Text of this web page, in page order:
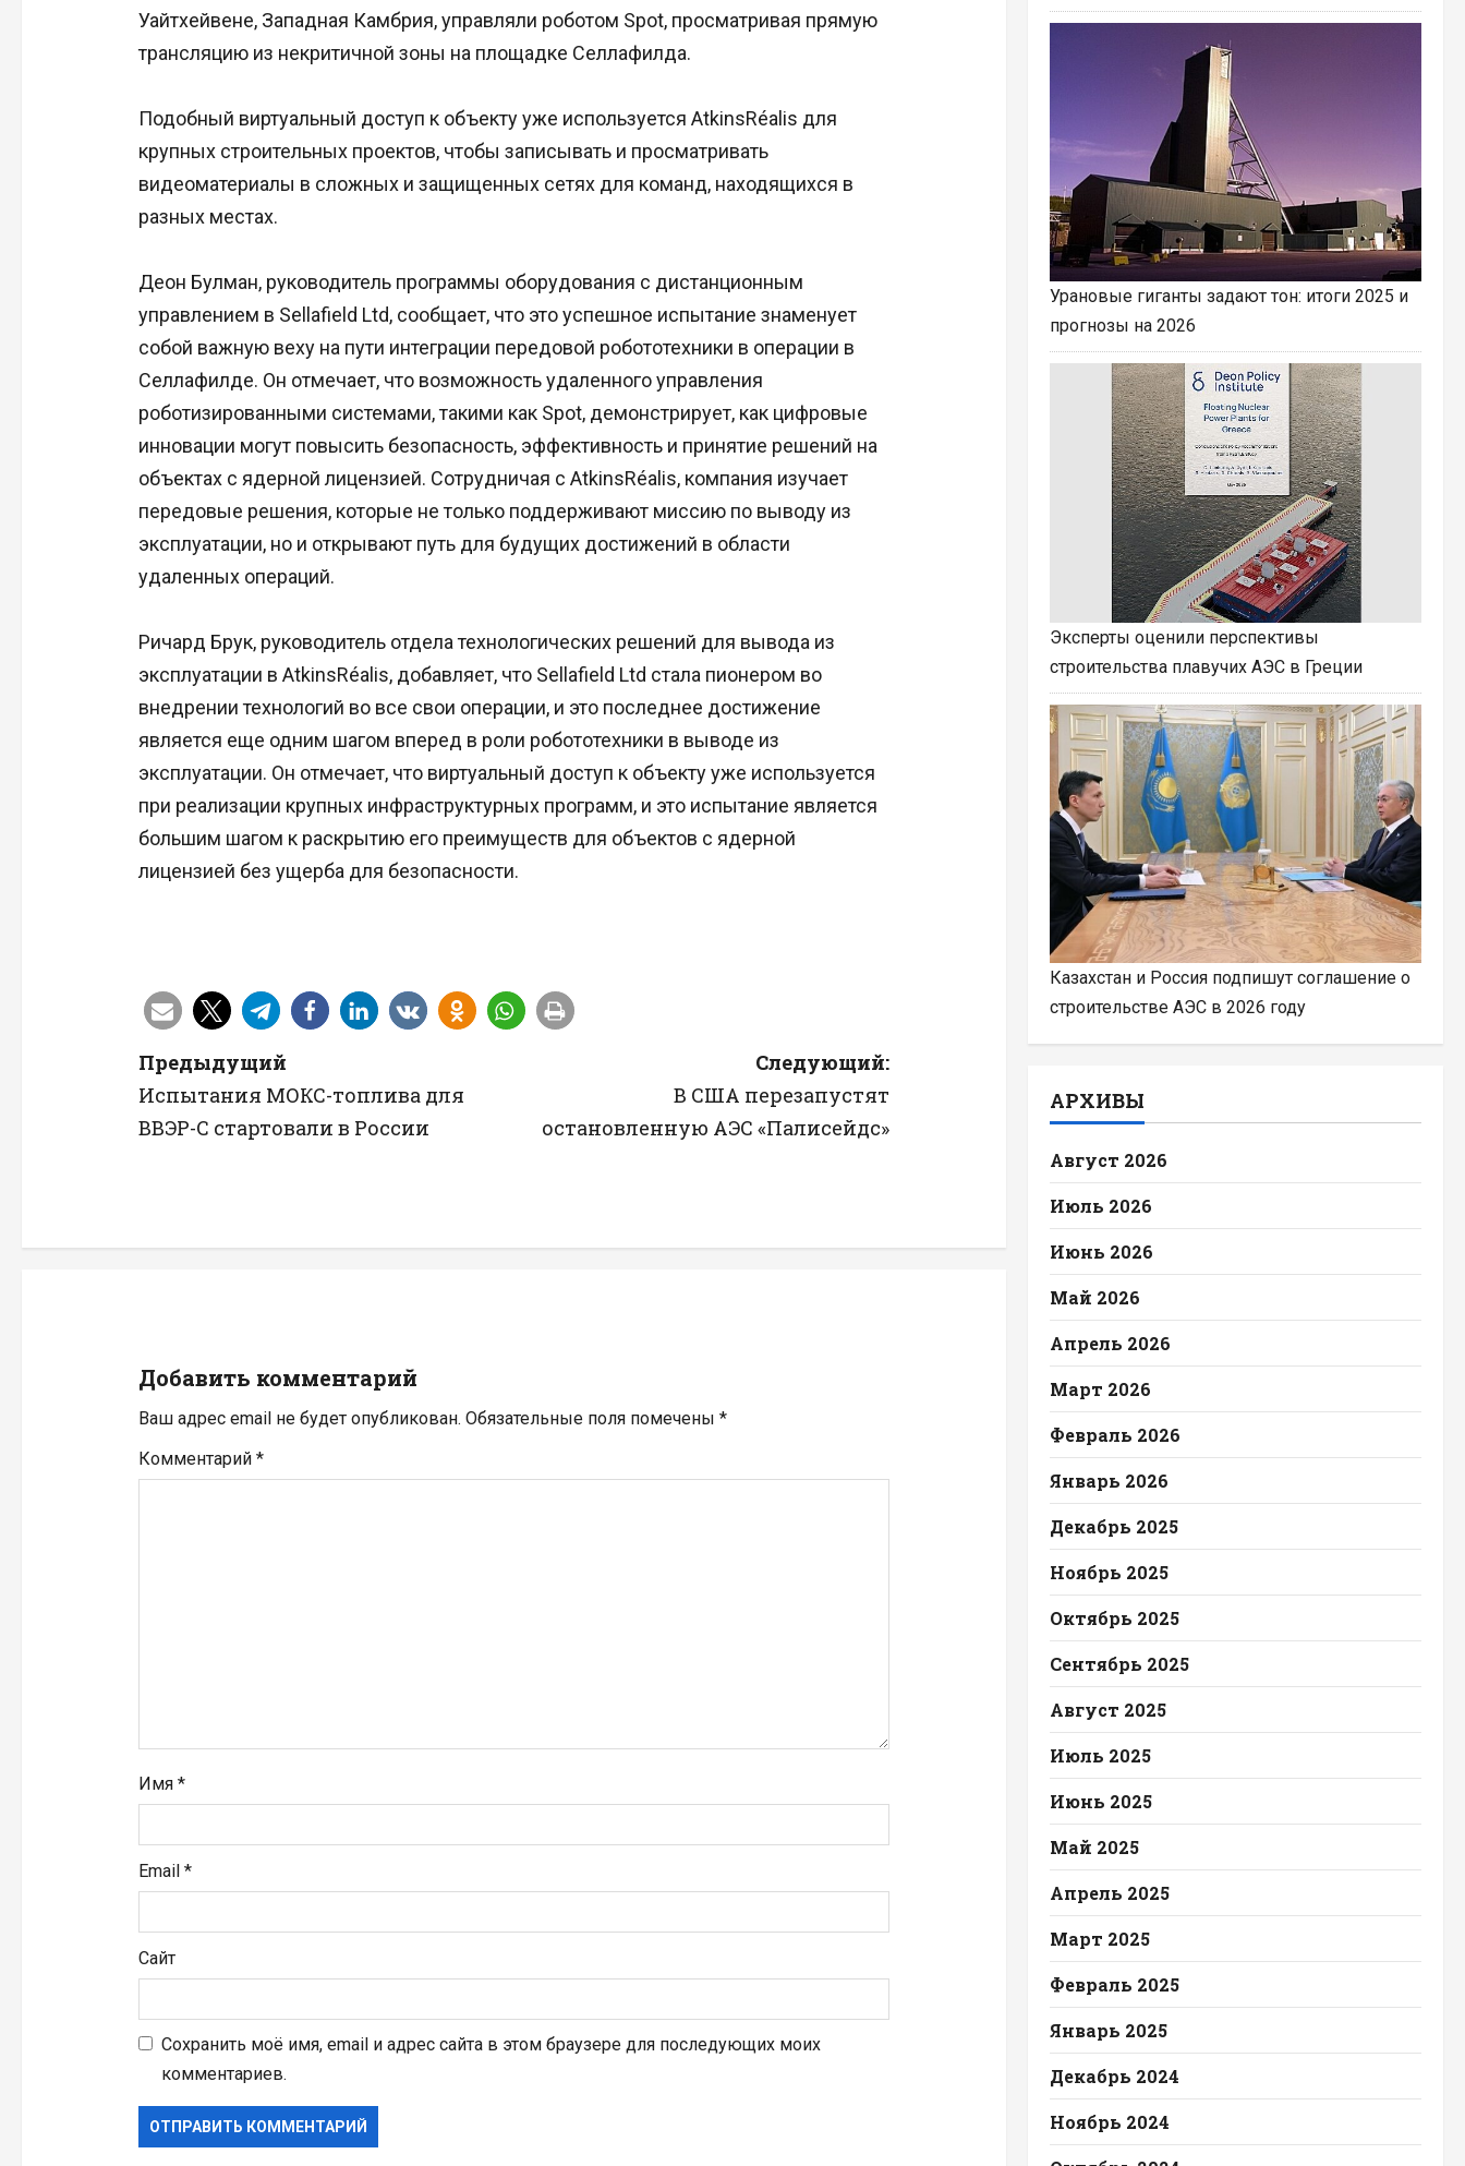
Уайтхейвене, Западная Камбрия, управляли роботом Spot, просматривая прямую
трансляцию из некритичной зоны на площадке Селлафилда.
Подобный виртуальный доступ к объекту уже используется AtkinsRéalis для
крупных строительных проектов, чтобы записывать и просматривать
видеоматериалы в сложных и защищенных сетях для команд, находящихся в
разных местах.
Деон Булман, руководитель программы оборудования с дистанционным
управлением в Sellafield Ltd, сообщает, что это успешное испытание знаменует
собой важную веху на пути интеграции передовой робототехники в операции в
Селлафилде. Он отмечает, что возможность удаленного управления
роботизированными системами, такими как Spot, демонстрирует, как цифровые
инновации могут повысить безопасность, эффективность и принятие решений на
объектах с ядерной лицензией. Сотрудничая с AtkinsRéalis, компания изучает
передовые решения, которые не только поддерживают миссию по выводу из
эксплуатации, но и открывают путь для будущих достижений в области
удаленных операций.
Ричард Брук, руководитель отдела технологических решений для вывода из
эксплуатации в AtkinsRéalis, добавляет, что Sellafield Ltd стала пионером во
внедрении технологий во все свои операции, и это последнее достижение
является еще одним шагом вперед в роли робототехники в выводе из
эксплуатации. Он отмечает, что виртуальный доступ к объекту уже используется
при реализации крупных инфраструктурных программ, и это испытание является
большим шагом к раскрытию его преимуществ для объектов с ядерной
лицензией без ущерба для безопасности.
Н
а
г
и
я
п
с
я
м
Предыдущий
Испытания МОКС-топлива для
ВВЭР-С стартовали в России
Следующий:
В США перезапустят
остановленную АЭС «Палисейдс»
Добавить комментарий
Ваш адрес email не будет опубликован. Обязательные поля помечены *
Комментарий *
Имя *
Email *
Сайт
Сохранить моё имя, email и адрес сайта в этом браузере для последующих моих
комментариев.
Урановые гиганты задают тон: итоги 2025 и
прогнозы на 2026
Эксперты оценили перспективы
строительства плавучих АЭС в Греции
Казахстан и Россия подпишут соглашение о
строительстве АЭС в 2026 году
АРХИВЫ
Август 2026
Июль 2026
Июнь 2026
Май 2026
Апрель 2026
Март 2026
Февраль 2026
Январь 2026
Декабрь 2025
Ноябрь 2025
Октябрь 2025
Сентябрь 2025
Август 2025
Июль 2025
Июнь 2025
Май 2025
Апрель 2025
Март 2025
Февраль 2025
Январь 2025
Декабрь 2024
Ноябрь 2024